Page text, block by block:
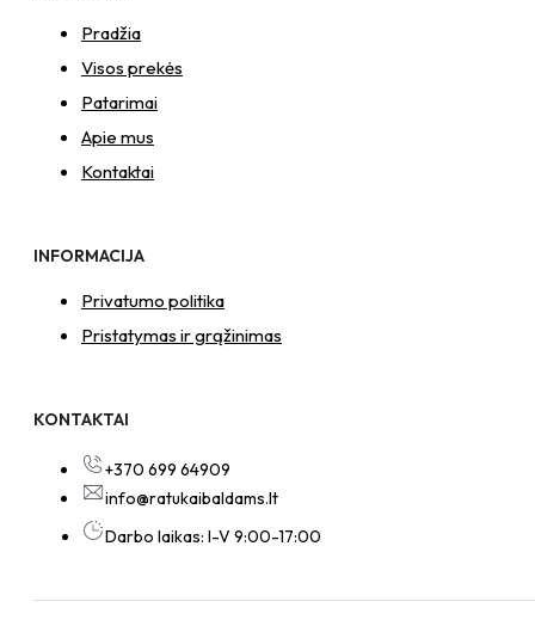
Pradžia
Visos prekės
Patarimai
Apie mus
Kontaktai
INFORMACIJA
Privatumo politika
Pristatymas ir grąžinimas
KONTAKTAI
+370 699 64909
info@ratukaibaldams.lt
Darbo laikas: I-V 9:00-17:00